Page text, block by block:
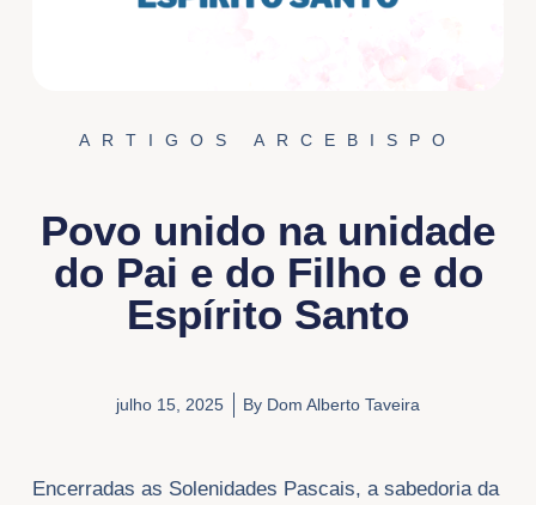
ARTIGOS ARCEBISPO
Povo unido na unidade
do Pai e do Filho e do
Espírito Santo
julho 15, 2025 By Dom Alberto Taveira
Encerradas as Solenidades Pascais, a sabedoria da